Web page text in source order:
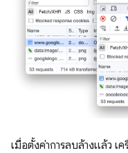
เมื่อตั้งค่าการลบล้างแล้ว